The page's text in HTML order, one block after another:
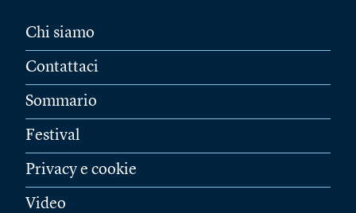
Chi siamo
Contattaci
Sommario
Festival
Privacy e cookie
Video